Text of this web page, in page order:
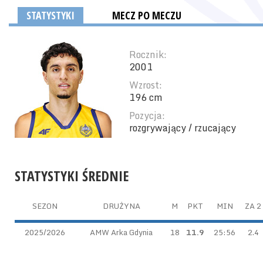
STATYSTYKI MECZ PO MECZU
Rocznik:
2001
Wzrost:
196 cm
Pozycja:
rozgrywający / rzucający
STATYSTYKI ŚREDNIE
SEZON DRUŻYNA M PKT MIN ZA 2
2025/2026 AMW Arka Gdynia 18 11.9 25:56 2.4